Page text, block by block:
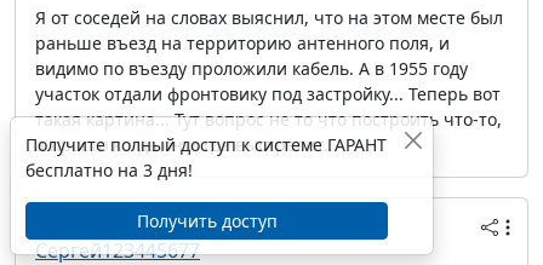
Я от соседей на словах выяснил, что на этом месте был
раньше въезд на территорию антенного поля, и
видимо по въезду проложили кабель. А в 1955 году
участок отдали фронтовику под застройку... Теперь вот
такая картина... Тут вопрос не то что построить что-то,
а просто когда он и где выстрелит...
28 февраля 2017 14:43
Сергей123445677
Получите полный доступ к системе ГАРАНТ
бесплатно на 3 дня!
Получить доступ